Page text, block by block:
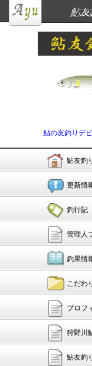
鮎の友釣りデ
鮎友釣
更新情
釣
管理人
釣果情
こだわ
プロフ
狩野川
鮎友釣